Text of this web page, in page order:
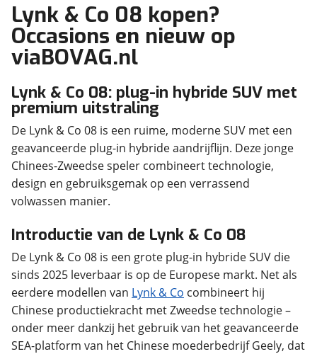
Lynk & Co 08 kopen?
Occasions en nieuw op
viaBOVAG.nl
Lynk & Co 08: plug-in hybride SUV met
premium uitstraling
De Lynk & Co 08 is een ruime, moderne SUV met een
geavanceerde plug-in hybride aandrijflijn. Deze jonge
Chinees-Zweedse speler combineert technologie,
design en gebruiksgemak op een verrassend
volwassen manier.
Introductie van de Lynk & Co 08
De Lynk & Co 08 is een grote plug-in hybride SUV die
sinds 2025 leverbaar is op de Europese markt. Net als
eerdere modellen van Lynk & Co combineert hij
Chinese productiekracht met Zweedse technologie –
onder meer dankzij het gebruik van het geavanceerde
SEA-platform van het Chinese moederbedrijf Geely, dat